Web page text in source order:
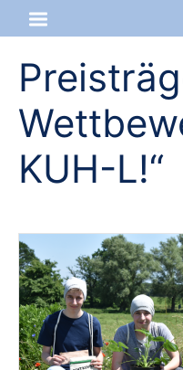
Startseite
Aktuelles
Das sind wir
Service & Infos
KUH-L!“